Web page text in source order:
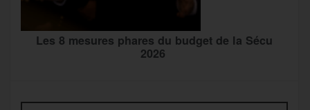
Les 8 mesures phares du budget de la Sécu
2026